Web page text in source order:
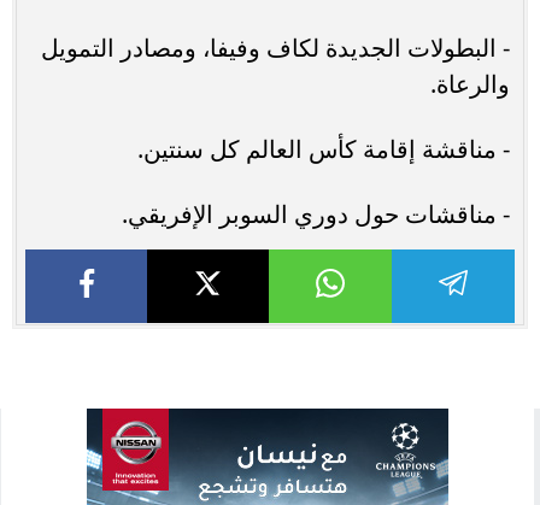
- البطولات الجديدة لكاف وفيفا، ومصادر التمويل
والرعاة.
- مناقشة إقامة كأس العالم كل سنتين.
- مناقشات حول دوري السوبر الإفريقي.